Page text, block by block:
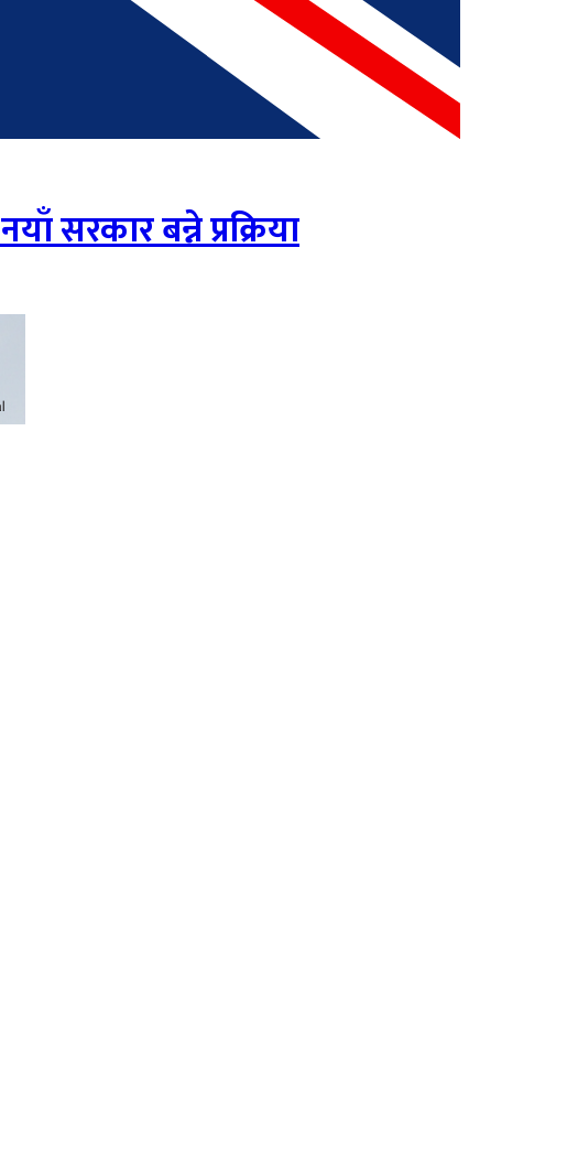
सरकार बन्ने प्रक्रिया